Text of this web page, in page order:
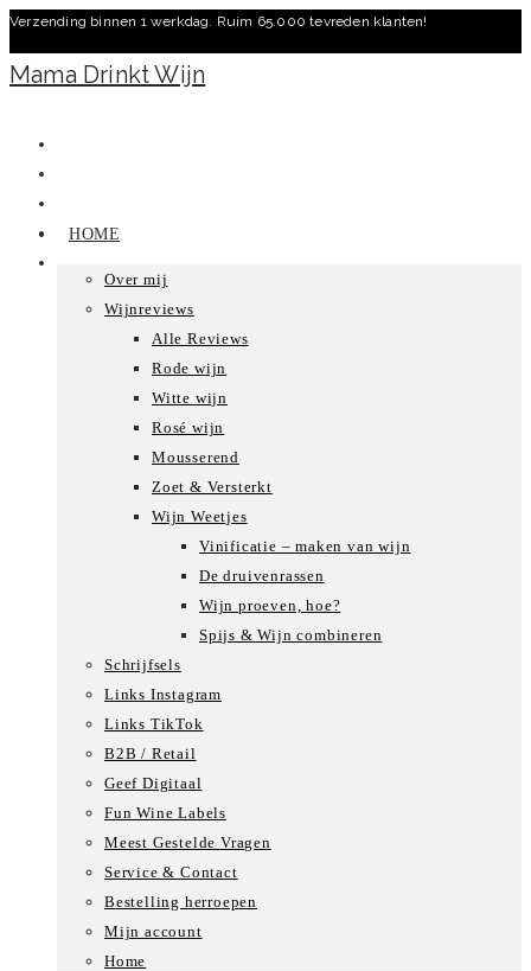
Ga
naar
inhoud
Verzending binnen 1 werkdag. Ruim 65.000 tevreden klanten!
Mama Drinkt Wijn
HOME
Over mij
Wijnreviews
Alle Reviews
Rode wijn
Witte wijn
Rosé wijn
Mousserend
Zoet & Versterkt
Wijn Weetjes
Vinificatie – maken van wijn
De druivenrassen
Wijn proeven, hoe?
Spijs & Wijn combineren
Schrijfsels
Links Instagram
Links TikTok
B2B / Retail
Geef Digitaal
Fun Wine Labels
Meest Gestelde Vragen
Service & Contact
Bestelling herroepen
Mijn account
Home